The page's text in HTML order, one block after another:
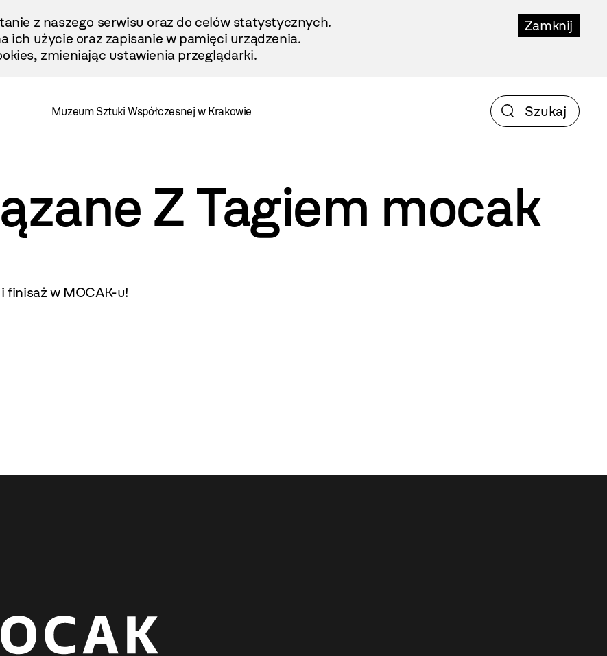
Zamknij
z naszego serwisu oraz do celów statystycznych.
ich użycie oraz zapisanie w pamięci urządzenia.
zmieniając ustawienia przeglądarki.
Muzeum Sztuki Współczesnej w Krakowie
Z Tagiem mocak
finisaż w MOCAK-u!